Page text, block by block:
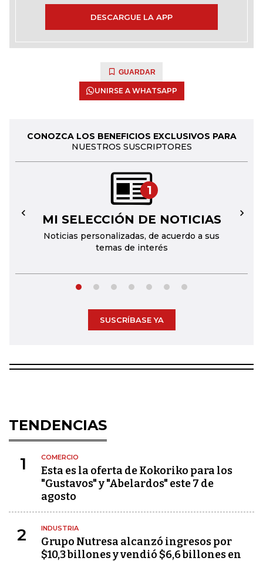
DESCARGUE LA APP
GUARDAR
UNIRSE A WHATSAPP
CONOZCA LOS BENEFICIOS EXCLUSIVOS PARA
NUESTROS SUSCRIPTORES
1
MI SELECCIÓN DE NOTICIAS
Noticias personalizadas, de acuerdo a sus
temas de interés
← →
SUSCRÍBASE YA
TENDENCIAS
1 COMERCIO
Esta es la oferta de Kokoriko para los
"Gustavos" y "Abelardos" este 7 de
agosto
2 INDUSTRIA
Grupo Nutresa alcanzó ingresos por
$10,3 billones y vendió $6,6 billones en